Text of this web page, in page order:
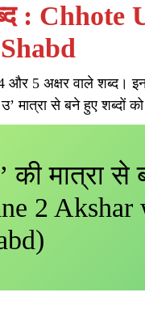
:
5 अक्षर वाले शब्द। इन
मात्रा से बने हुए शब्दों
की मात्रा से
2 Akshar